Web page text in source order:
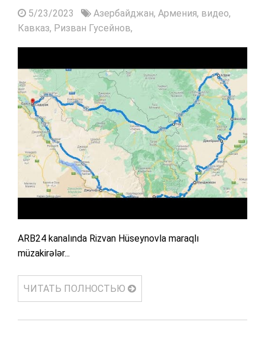
5/23/2023 Азербайджан, Армения, видео,
Кавказ, Ризван Гусейнов,
ARB24 kanalında Rizvan Hüseynovla maraqlı
müzakirələr...
ЧИТАТЬ ПОЛНОСТЬЮ